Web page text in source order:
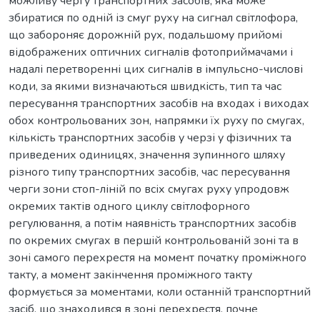
збиратися по одній із смуг руху на сигнал світлофора,
що забороняє дорожній рух, подальшому прийомі
відображених оптичних сигналів фотоприймачами і
надалі перетворенні цих сигналів в імпульсно-числові
коди, за якими визначаються швидкість, тип та час
пересування транспортних засобів на входах і виходах
обох контрольованих зон, напрямки їх руху по смугах,
кількість транспортних засобів у черзі у фізичних та
приведених одиницях, значення зупинного шляху
різного типу транспортних засобів, час пересування
черги зони стоп-ліній по всіх смугах руху упродовж
окремих тактів одного циклу світлофорного
регулювання, а потім наявність транспортних засобів
по окремих смугах в першій контрольованій зоні та в
зоні самого перехрестя на момент початку проміжного
такту, а момент закінчення проміжного такту
формується за моментами, коли останній транспортний